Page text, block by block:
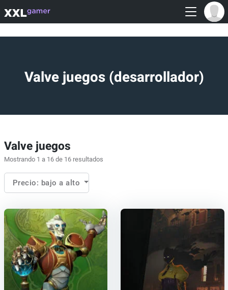
Valve juegos (desarrollador)
Valve juegos
Mostrando 1 a 16 de 16 resultados
Precio: bajo a alto